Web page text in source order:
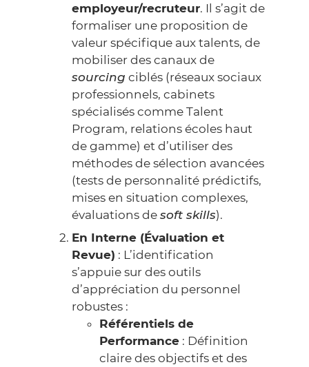
employeur/recruteur. Il s’agit de
formaliser une proposition de
valeur spécifique aux talents, de
mobiliser des canaux de
sourcing ciblés (réseaux sociaux
professionnels, cabinets
spécialisés comme Talent
Program, relations écoles haut
de gamme) et d’utiliser des
méthodes de sélection avancées
(tests de personnalité prédictifs,
mises en situation complexes,
évaluations de soft skills).
En Interne (Évaluation et
Revue) : L’identification
s’appuie sur des outils
d’appréciation du personnel
robustes :
Référentiels de
Performance : Définition
claire des objectifs et des